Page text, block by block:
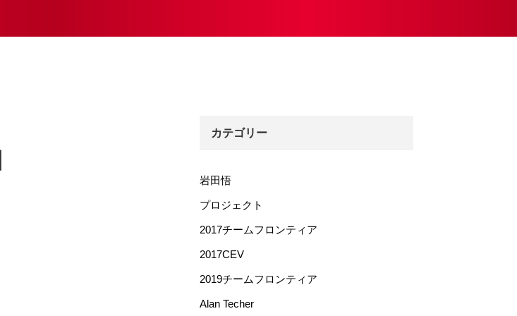
カテゴリー
岩田悟
プロジェクト
2017チームフロンティア
2017CEV
2019チームフロンティア
Alan Techer